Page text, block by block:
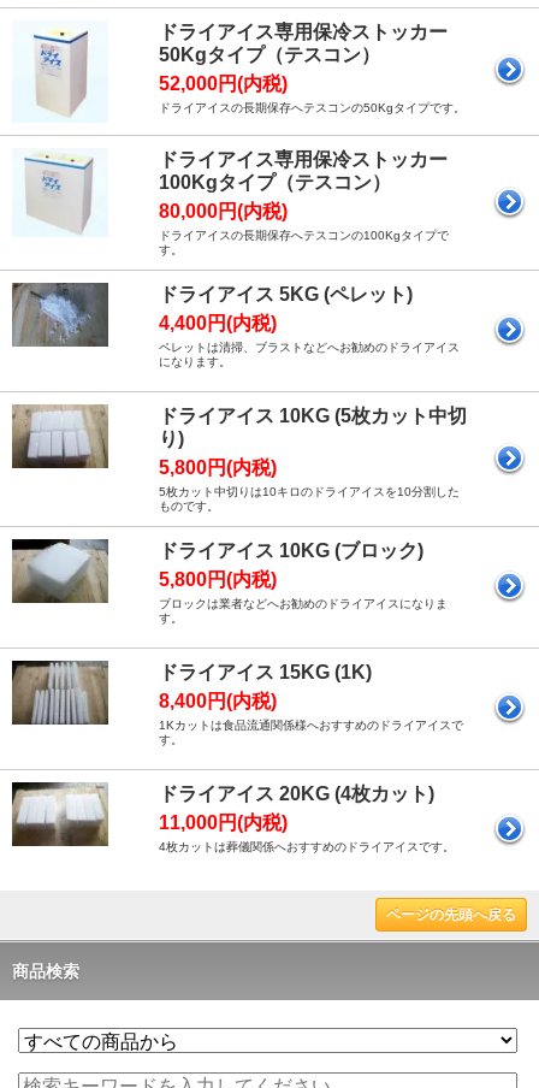
ドライアイス専用保冷ストッカー
50Kgタイプ（テスコン）
52,000円(内税)
ドライアイスの長期保存へテスコンの50Kgタイプです。
ドライアイス専用保冷ストッカー
100Kgタイプ（テスコン）
80,000円(内税)
ドライアイスの長期保存へテスコンの100Kgタイプで
す。
ドライアイス 5KG (ペレット)
4,400円(内税)
ペレットは清掃、ブラストなどへお勧めのドライアイス
になります。
ドライアイス 10KG (5枚カット中切
り)
5,800円(内税)
5枚カット中切りは10キロのドライアイスを10分割した
ものです。
ドライアイス 10KG (ブロック)
5,800円(内税)
ブロックは業者などへお勧めのドライアイスになりま
す。
ドライアイス 15KG (1K)
8,400円(内税)
1Kカットは食品流通関係様へおすすめのドライアイスで
す。
ドライアイス 20KG (4枚カット)
11,000円(内税)
4枚カットは葬儀関係へおすすめのドライアイスです。
ページの先頭へ戻る
商品検索